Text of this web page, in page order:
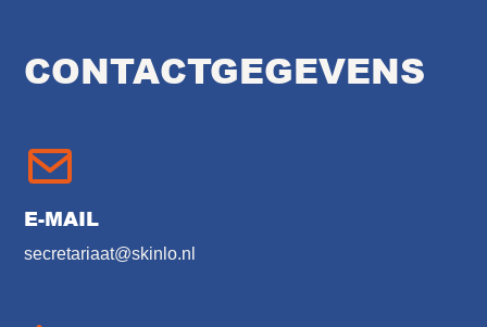
CONTACTGEGEVENS
E-MAIL
secretariaat@skinlo.nl